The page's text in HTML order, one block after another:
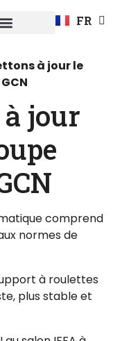
FR
DE
à jour le
jour
comprend
normes de
à roulettes
plus stable et